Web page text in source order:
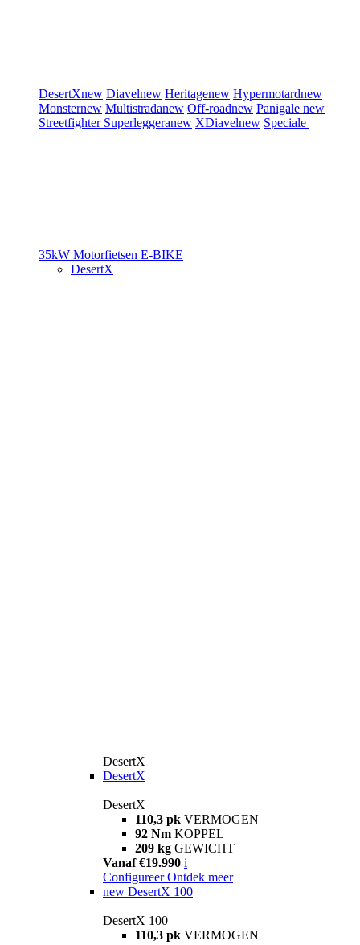
DesertXnew Diavelnew Heritagenew Hypermotardnew
Monsternew Multistradanew Off-roadnew Panigale new
Streetfighter Superleggeranew XDiavelnew Speciale
35kW Motorfietsen E-BIKE
DesertX
DesertX
DesertX
DesertX
110,3 pk VERMOGEN
92 Nm KOPPEL
209 kg GEWICHT
Vanaf €19.990 i
Configureer Ontdek meer
new DesertX 100
DesertX 100
110,3 pk VERMOGEN